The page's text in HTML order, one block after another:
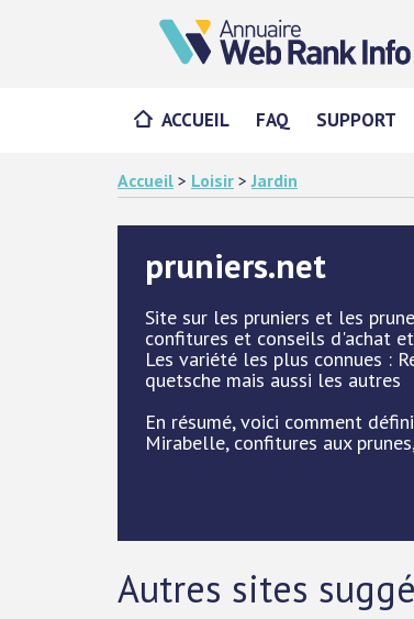
ACCUEIL FAQ SUPPORT
Accueil > Loisir >Jardin
pruniers.net
Site sur les pruniers et les
confitures et conseils d'achat
Les variété les plus connues :
quetsche mais aussi les autres
En résumé, voici comment
Mirabelle, confitures aux
Autres sites